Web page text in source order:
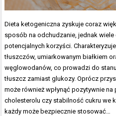
Dieta ketogeniczna zyskuje coraz
sposób na odchudzanie, jednak
potencjalnych korzyści.
tłuszczów, umiarkowanym białkiem
węglowodanów, co prowadzi do
tłuszcz zamiast glukozy. Oprócz
może również wpłynąć pozytywnie
cholesterolu czy stabilność cukru we
każdy może bezpiecznie stosować…